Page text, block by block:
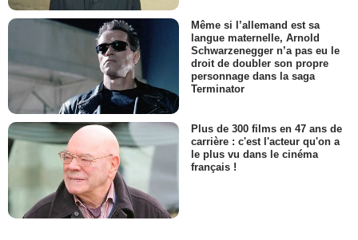
Même si l’allemand est sa
langue maternelle, Arnold
Schwarzenegger n’a pas eu le
droit de doubler son propre
personnage dans la saga
Terminator
Plus de 300 films en 47 ans de
carrière : c'est l'acteur qu'on a
le plus vu dans le cinéma
français !